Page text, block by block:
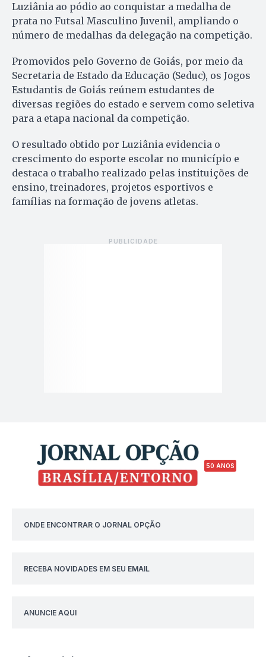
Luziânia ao pódio ao conquistar a medalha de
prata no Futsal Masculino Juvenil, ampliando o
número de medalhas da delegação na competição.
Promovidos pelo Governo de Goiás, por meio da
Secretaria de Estado da Educação (Seduc), os Jogos
Estudantis de Goiás reúnem estudantes de
diversas regiões do estado e servem como seletiva
para a etapa nacional da competição.
O resultado obtido por Luziânia evidencia o
crescimento do esporte escolar no município e
destaca o trabalho realizado pelas instituições de
ensino, treinadores, projetos esportivos e
famílias na formação de jovens atletas.
50 ANOS
ONDE ENCONTRAR O JORNAL OPÇÃO
RECEBA NOVIDADES EM SEU EMAIL
ANUNCIE AQUI